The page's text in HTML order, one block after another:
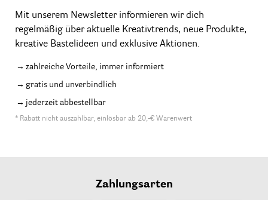
Mit unserem Newsletter informieren wir dich
regelmäßig über aktuelle Kreativtrends, neue Produkte,
kreative Bastelideen und exklusive Aktionen.
zahlreiche Vorteile, immer informiert
gratis und unverbindlich
jederzeit abbestellbar
* Rabatt nicht auszahlbar, einlösbar ab 20,-€ Warenwert
Zahlungsarten